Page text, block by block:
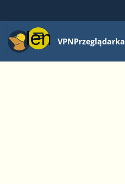
MenuVPNPrzeglądarka